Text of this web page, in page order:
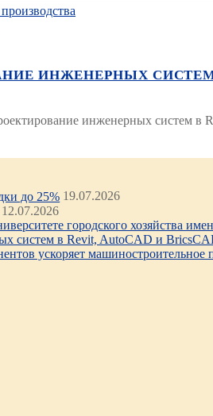
ИНЖЕНЕРНЫХ СИСТЕМ В
инженерных систем
до 25% 19.07.2026
12.07.2026
городского хозяйства
систем в Revit, AutoCAD и
ускоряет машиностроительное